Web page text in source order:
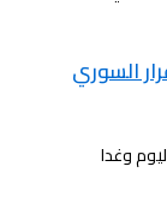
السوري